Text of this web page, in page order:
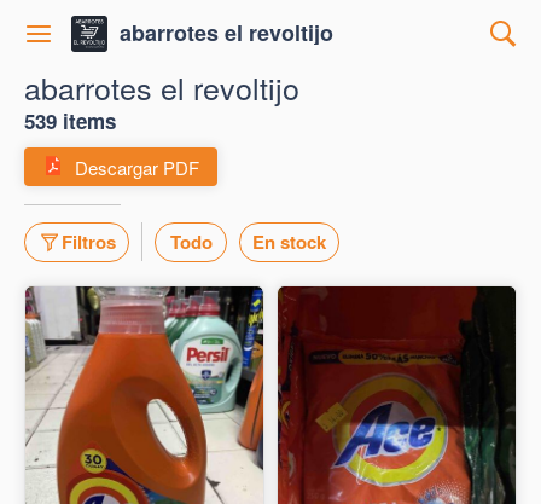
abarrotes el revoltijo
abarrotes el revoltijo
539 items
Descargar PDF
Filtros Todo En stock